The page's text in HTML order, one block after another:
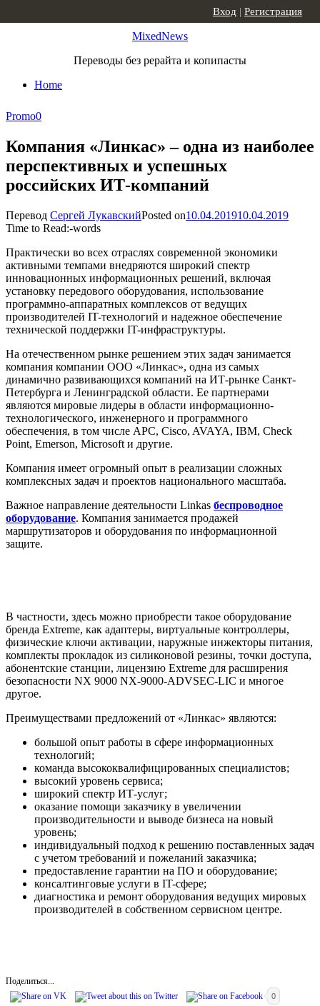
MixedNews
Переводы без рерайта и копипасты
Home
Вход | Регистрация
Promo0
Компания «Линкас» – одна из наиболее
перспективных и успешных
российских ИТ-компаний
Перевод Сергей ЛукавскийPosted on10.04.201910.04.2019
Time to Read:-words
Практически во всех отраслях современной экономики
активными темпами внедряются широкий спектр
инновационных информационных решений, включая
установку передового оборудования, использование
программно-аппаратных комплексов от ведущих
производителей IT-технологий и надежное обеспечение
технической поддержки IT-инфраструктуры.
На отечественном рынке решением этих задач занимается
компания компании ООО «Линкас», одна из самых
динамично развивающихся компаний на ИТ-рынке Санкт-
Петербурга и Ленинградской области. Ее партнерами
являются мировые лидеры в области информационно-
технологического, инженерного и программного
обеспечения, в том числе APC, Cisco, AVAYA, IBM, Check
Point, Emerson, Microsoft и другие.
Компания имеет огромный опыт в реализации сложных
комплексных задач и проектов национального масштаба.
Важное направление деятельности Linkas беспроводное
оборудование. Компания занимается продажей
маршрутизаторов и оборудования по информационной
защите.
В частности, здесь можно приобрести такое оборудование
бренда Extreme, как адаптеры, виртуальные контроллеры,
физические ключи активации, наружные инжекторы питания,
комплекты прокладок из силиконовой резины, точки доступа,
абонентские станции, лицензию Extreme для расширения
безопасности NX 9000 NX-9000-ADVSEC-LIC и многое
другое.
Преимуществами предложений от «Линкас» являются:
большой опыт работы в сфере информационных
технологий;
команда высококвалифицированных специалистов;
высокий уровень сервиса;
широкий спектр ИТ-услуг;
оказание помощи заказчику в увеличении
производительности и выводе бизнеса на новый
уровень;
индивидуальный подход к решению поставленных задач
с учетом требований и пожеланий заказчика;
предоставление гарантии на ПО и оборудование;
консалтинговые услуги в IT-сфере;
диагностика и ремонт оборудования ведущих мировых
производителей в собственном сервисном центре.
Поделиться...
0